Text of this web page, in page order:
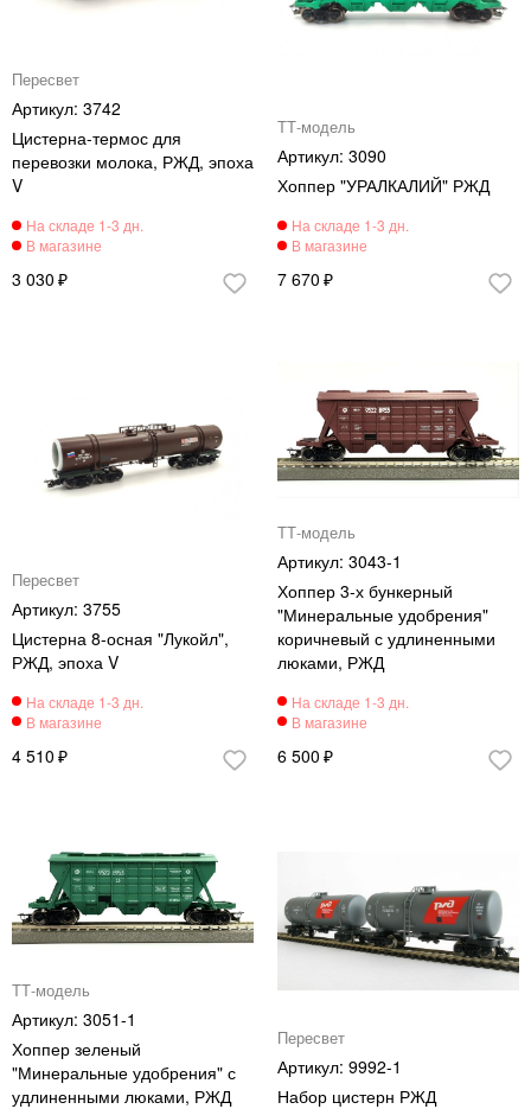
Пересвет
3742
Цистерна-термос для
перевозки молока, РЖД, эпоха
V
3 030
ТТ-модель
3090
Хоппер "УРАЛКАЛИЙ" РЖД
7 670
Пересвет
3755
Цистерна 8-осная "Лукойл",
РЖД, эпоха V
4 510
ТТ-модель
3043-1
Хоппер 3-х бункерный
"Минеральные удобрения"
коричневый с удлиненными
люками, РЖД
6 500
ТТ-модель
3051-1
Хоппер зеленый
"Минеральные удобрения" с
удлиненными люками, РЖД
Пересвет
9992-1
Набор цистерн РЖД